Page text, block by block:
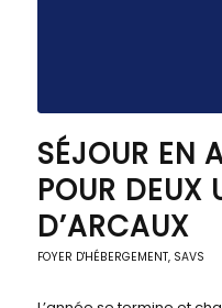
SÉJOUR EN
POUR DEUX
D’ARCAUX
FOYER D'HÉBERGEMENT, SAVS